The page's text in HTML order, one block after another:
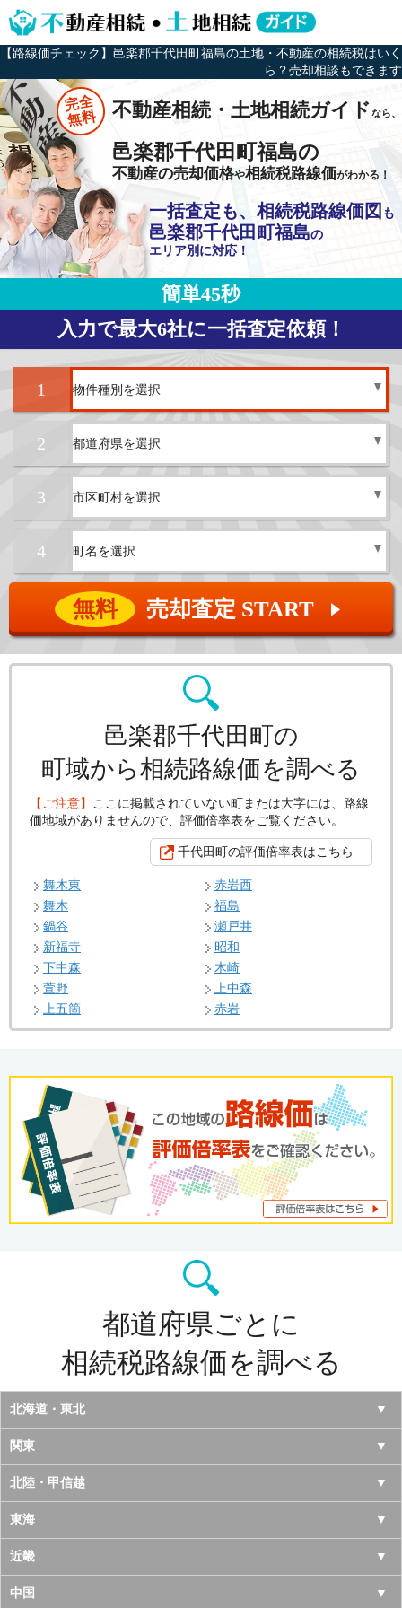
【路線価チェック】邑楽郡千代田町福島の土地・不動産の相続税はいく
ら？売却相談もできます
完全
無料 不動産相続・土地相続ガイドなら、
邑楽郡千代田町福島の
不動産の売却価格や相続税路線価がわかる！
一括査定も、相続税路線価図 も
邑楽郡千代田町福島の
エリア別に対応！
簡単45秒
入力で最大6社に一括査定依頼！
1
2
3
4
無料 売却査定 START ▲
邑楽郡千代田町の
町域から相続路線価を調べる
【ご注意】 ここに掲載されていない町または大字には、路線
価地域がありませんので、評価倍率表をご覧ください。
千代田町の評価倍率表はこちら
舞木東
赤岩西
舞木
福島
鍋谷
瀬戸井
新福寺
昭和
下中森
木崎
萱野
上中森
上五箇
赤岩
都道府県ごとに
相続税路線価を調べる
北海道・東北
北海道
青森県
岩手県
宮城県
秋田県
関東
東京都
神奈川県
千葉県
埼玉県
北陸・甲信越
山梨県
長野県
新潟県
東海
愛知県
岐阜県
近畿
大阪府
中国